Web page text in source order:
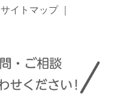
サイトマップ｜